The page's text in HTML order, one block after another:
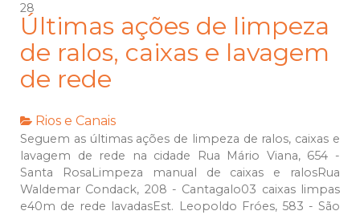
28
Últimas ações de limpeza
de ralos, caixas e lavagem
de rede
Rios e Canais
Seguem as últimas ações de limpeza de ralos, caixas e
lavagem de rede na cidade Rua Mário Viana, 654 -
Santa RosaLimpeza manual de caixas e ralosRua
Waldemar Condack, 208 - Cantagalo03 caixas limpas
e40m de rede lavadasEst. Leopoldo Fróes, 583 - São